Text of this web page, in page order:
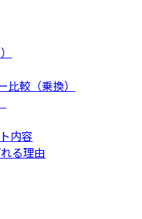
較（乗換）
内容
る理由